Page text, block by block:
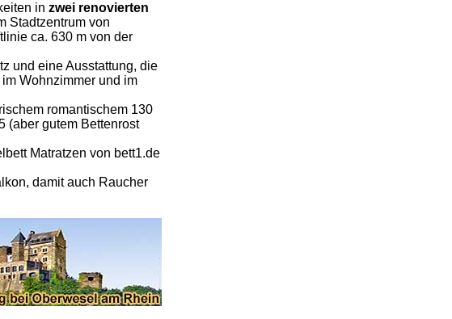
in zwei renovierten
Stadtzentrum von
ca. 630 m von der
und eine Ausstattung, die
Wohnzimmer und im
romantischem 130
(aber gutem Bettenrost
Matratzen von bett1.de
damit auch Raucher